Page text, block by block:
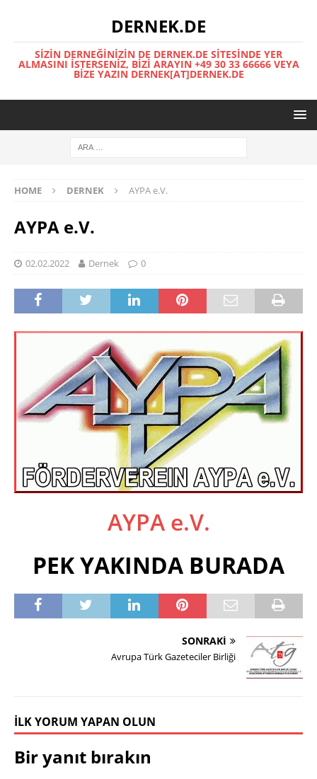
DERNEK.DE
SIZIN DERNEĞINIZIN DE DERNEK.DE SITESINDE YER
ALMASINI İSTERSENIZ, BIZI ARAYIN +49 30 33 66666 VEYA
BIZE YAZIN DERNEK[AT]DERNEK.DE
HOME DERNEK AYPA e.V.
AYPA e.V.
02.02.2022 Dernek 0
AYPA e.V.
PEK YAKINDA BURADA
SONRAKI
Avrupa Türk Gazeteciler Birliği
İLK YORUM YAPAN OLUN
Bir yanıt bırakın